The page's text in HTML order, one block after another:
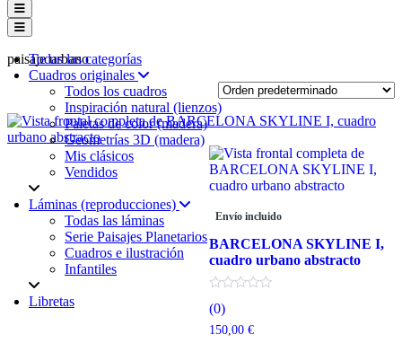
Menú conmutador hamburguesa
Todas las categorías
Cuadros originales
Todos los cuadros
Inspiración natural (lienzos)
Paletas de color (madera)
Geometrías 3D (madera)
Mis clásicos
Vendidos
Láminas (reproducciones)
Todas las láminas
Serie Paisajes Planetarios
Cuadros e ilustración
Infantiles
Libretas
Menú conmutador hamburguesa
paisaje urbano
Envío incluido
BARCELONA SKYLINE I,
cuadro urbano abstracto
(0)
150,00 €